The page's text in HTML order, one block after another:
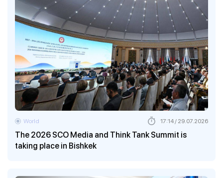
The 2026 SCO Media and Think Tank Summit is
taking place in Bishkek
World 17:14 / 29.07.2026